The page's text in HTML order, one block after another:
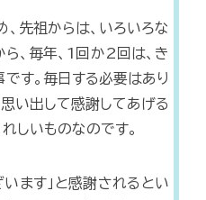
先祖からは、いろいろな
、毎年、1回か2回は、き
す。毎日する必要はあり
い出して感謝してあげる
しいものなのです。
ます」と感謝されるとい